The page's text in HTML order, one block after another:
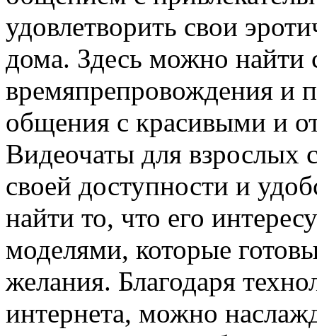
удовлетворить свои
дома. Здесь можно найти
времяпрепровождения и
общения с красивыми и
Видеочаты для взрослых
своей доступности и
найти то, что его
моделями, которые
желания. Благодаря
интернета, можно